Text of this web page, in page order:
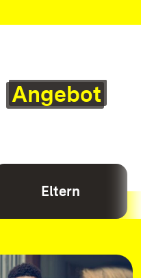
Angebot
Eltern